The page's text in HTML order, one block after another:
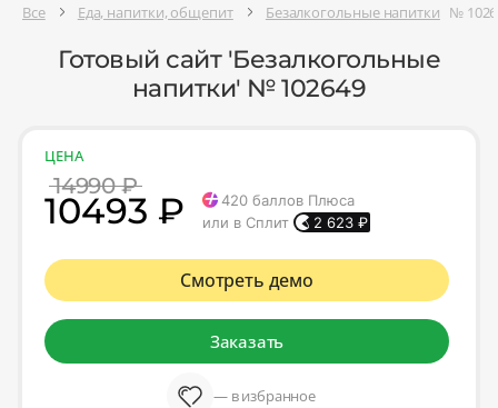
Все Еда, напитки, общепит Безалкогольные напитки №
Готовый сайт 'Безалкогольные
напитки' № 102649
ЦЕНА
14990 ₽
10493 ₽ 420 баллов Плюса
или в Сплит
2 623 ₽
Смотреть демо
Заказать
— в избранное